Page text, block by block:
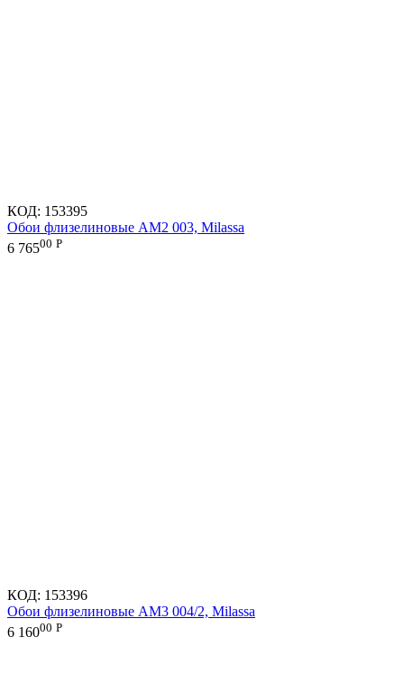
КОД: 153395
Обои флизелиновые AM2 003, Milassa
6 76500 Р
КОД: 153396
Обои флизелиновые AM3 004/2, Milassa
6 16000 Р